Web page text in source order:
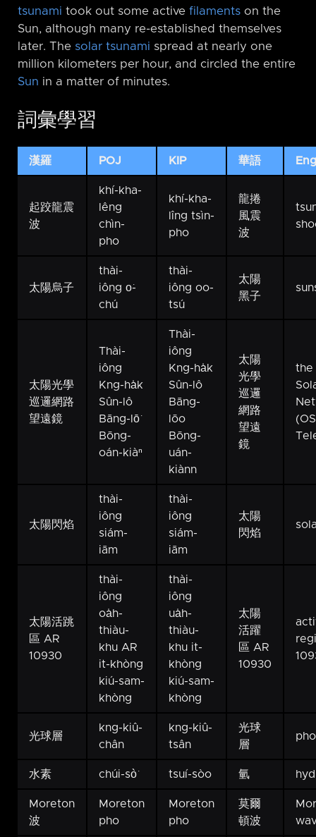
tsunami took out some active filaments on the
Sun, although many re-established themselves
later. The solar tsunami spread at nearly one
million kilometers per hour, and circled the entire
Sun in a matter of minutes.
詞彙學習
漢羅 POJ KIP 華語
起跤龍震
波
khí-kha-
lêng
chìn-
pho
khí-kha-
lîng tsìn-
pho
龍捲
風震
波
太陽烏子
thài-
iông o͘-
chú
thài-
iông oo-
tsú
太陽
黑子
太陽光學
巡邏網路
望遠鏡
Thài-
iông
Kng-ha̍k
Sûn-lô
Bāng-lō͘
Bōng-
oán-kiàⁿ
Thài-
iông
Kng-ha̍k
Sûn-lô
Bāng-
lōo
Bōng-
uán-
kiànn
太陽
光學
巡邏
網路
望遠
鏡
the
太陽閃焰
thài-
iông
siám-
iām
thài-
iông
siám-
iām
太陽
閃焰
太陽活跳
區 AR
10930
thài-
iông
oa̍h-
thiàu-
khu AR
it-khòng
kiú-sam-
khòng
thài-
iông
ua̍h-
thiàu-
khu it-
khòng
kiú-sam-
khòng
太陽
活躍
區 AR
10930
光球層
kng-kiû-
chân
kng-kiû-
tsân
光球
層
水素 chúi-sò͘ tsuí-sòo 氫
Moreton
波
Moreton
pho
Moreton
pho
莫爾
頓波